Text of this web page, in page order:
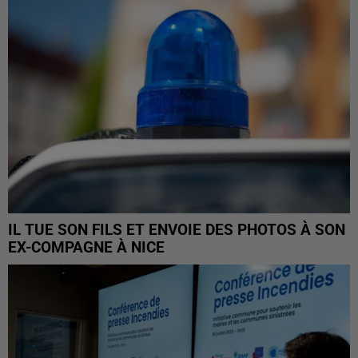
IL TUE SON FILS ET ENVOIE DES PHOTOS À SON
EX-COMPAGNE À NICE